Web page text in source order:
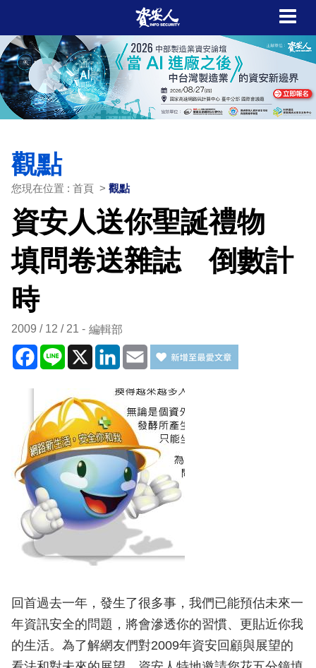
觀點
您現在位置 : 首頁 > 觀點
資安人送你聖誕禮物
填問卷送雜誌 倒數計
時
2009 / 12 / 21 編輯部
Facebook
Line X LinkedIn
Email
回首過去一年，發生了很多事，我們已能預估未來一
年資訊安全的問題，將會滲透你的習慣、更貼近你我
的生活。為了解網友們對2009年資安回顧與展望的